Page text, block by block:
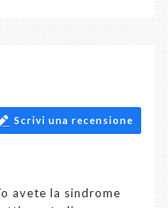
Scrivi una recensione
avete la sindrome